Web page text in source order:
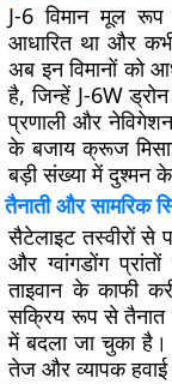
J-6 विमान मूल
आधारित था और
अब इन विमानों को
है, जिन्हें J-6W
प्रणाली और
के बजाय क्रूज
बड़ी संख्या में दुश्मन
तैनाती और सामरिक
सैटेलाइट तस्वीरों से
और ग्वांगडोंग
ताइवान के काफी
सक्रिय रूप से तैनात
में बदला जा चुका है।
तेज और व्यापक हवाई